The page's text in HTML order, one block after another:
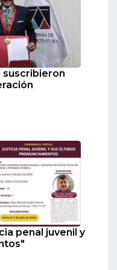
suscribieron
penal juvenil y